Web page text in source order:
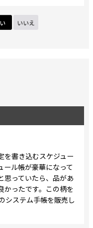
いいえ
を書き込むスケジュー
ール帳が豪華になって
思っていたら、品があ
かったです。この柄を
システム手帳を販売し